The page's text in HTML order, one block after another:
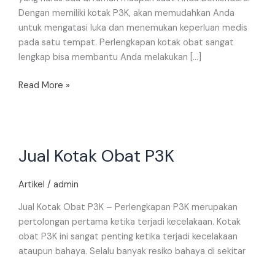
Dengan memiliki kotak P3K, akan memudahkan Anda
untuk mengatasi luka dan menemukan keperluan medis
pada satu tempat. Perlengkapan kotak obat sangat
lengkap bisa membantu Anda melakukan […]
Read More »
Jual Kotak Obat P3K
Artikel / admin
Jual Kotak Obat P3K – Perlengkapan P3K merupakan
pertolongan pertama ketika terjadi kecelakaan. Kotak
obat P3K ini sangat penting ketika terjadi kecelakaan
ataupun bahaya. Selalu banyak resiko bahaya di sekitar
Kotak
P3K